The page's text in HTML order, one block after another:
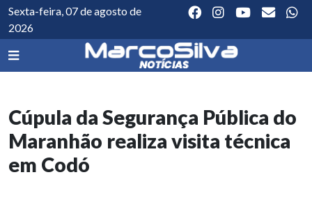
Sexta-feira, 07 de agosto de
2026
Cúpula da Segurança Pública do
Maranhão realiza visita técnica
em Codó